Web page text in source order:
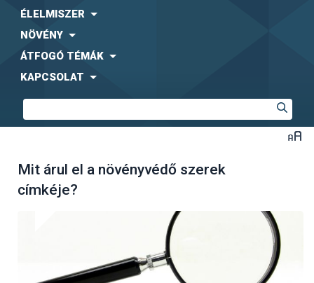
ÉLELMISZER
NÖVÉNY
ÁTFOGÓ TÉMÁK
KAPCSOLAT
Mit árul el a növényvédő szerek
címkéje?